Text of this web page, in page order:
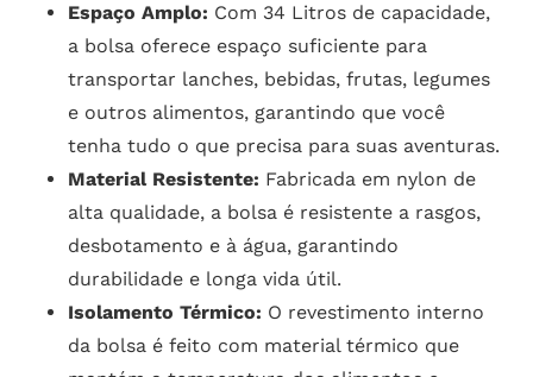
Espaço Amplo: Com 34 Litros de capacidade,
a bolsa oferece espaço suficiente para
transportar lanches, bebidas, frutas, legumes
e outros alimentos, garantindo que você
tenha tudo o que precisa para suas aventuras.
Material Resistente: Fabricada em nylon de
alta qualidade, a bolsa é resistente a rasgos,
desbotamento e à água, garantindo
durabilidade e longa vida útil.
Isolamento Térmico: O revestimento interno
da bolsa é feito com material térmico que